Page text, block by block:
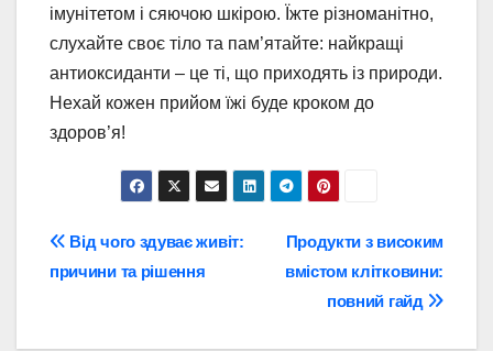
імунітетом і сяючою шкірою. Їжте різноманітно,
слухайте своє тіло та пам’ятайте: найкращі
антиоксиданти – це ті, що приходять із природи.
Нехай кожен прийом їжі буде кроком до
здоров’я!
Навігація
записів
Продукти з високим
вмістом клітковини:
повний гайд
Від чого здуває живіт:
причини та рішення